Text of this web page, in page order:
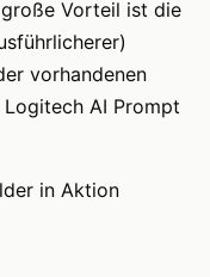
Vorteil ist die
vorhandenen
AI Prompt